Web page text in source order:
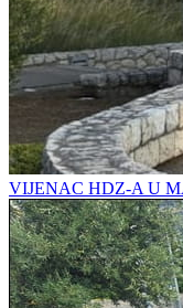
VIJENAC HDZ-A U